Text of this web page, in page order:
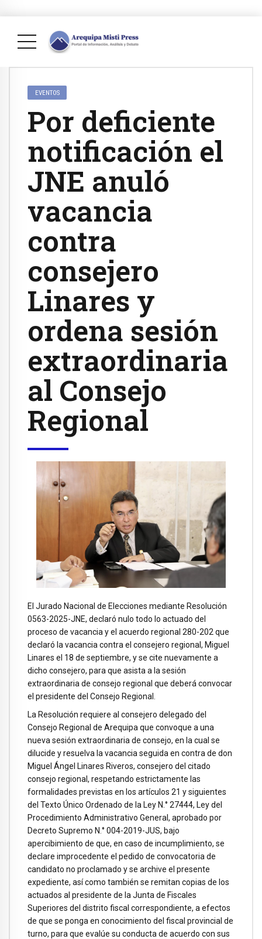
EVENTOS
Por deficiente
notificación el
JNE anuló
vacancia
contra
consejero
Linares y
ordena sesión
extraordinaria
al Consejo
Regional
El Jurado Nacional de Elecciones mediante Resolución
0563-2025-JNE, declaró nulo todo lo actuado del
proceso de vacancia y el acuerdo regional 280-202 que
declaró la vacancia contra el consejero regional, Miguel
Linares el 18 de septiembre, y se cite nuevamente a
dicho consejero, para que asista a la sesión
extraordinaria de consejo regional que deberá convocar
el presidente del Consejo Regional.
La Resolución requiere al consejero delegado del
Consejo Regional de Arequipa que convoque a una
nueva sesión extraordinaria de consejo, en la cual se
dilucide y resuelva la vacancia seguida en contra de don
Miguel Ángel Linares Riveros, consejero del citado
consejo regional, respetando estrictamente las
formalidades previstas en los artículos 21 y siguientes
del Texto Único Ordenado de la Ley N.° 27444, Ley del
Procedimiento Administrativo General, aprobado por
Decreto Supremo N.° 004-2019-JUS, bajo
apercibimiento de que, en caso de incumplimiento, se
declare improcedente el pedido de convocatoria de
candidato no proclamado y se archive el presente
expediente, así como también se remitan copias de los
actuados al presidente de la Junta de Fiscales
Superiores del distrito fiscal correspondiente, a efectos
de que se ponga en conocimiento del fiscal provincial de
turno, para que evalúe su conducta de acuerdo con sus